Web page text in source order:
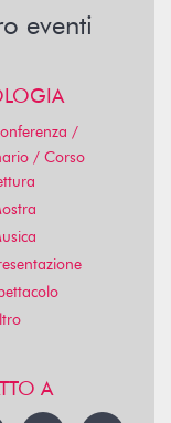
eventi
/
/ Corso
A